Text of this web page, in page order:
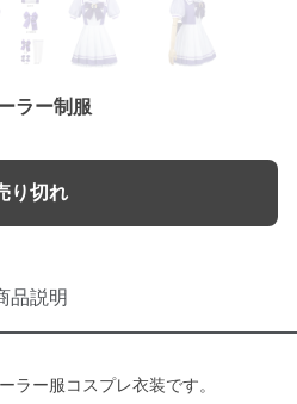
ラー制服
り切れ
品説明
ラー服コスプレ衣装です。